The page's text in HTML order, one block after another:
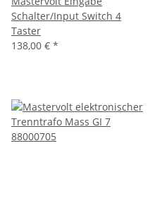
Schalter/Input Switch 4
Taster
138,00 € *